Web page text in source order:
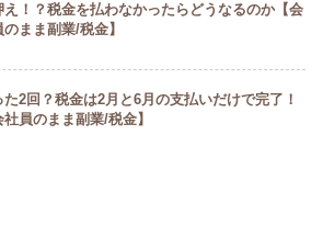
え！？税金を払わなかったらどうなるのか【会
のまま副業/税金】
た2回？税金は2月と6月の支払いだけで完了！
社員のまま副業/税金】